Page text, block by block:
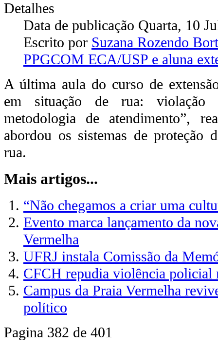
Detalhes
Data de publicação Quarta, 10
Escrito por Suzana Rozendo
PPGCOM ECA/USP e aluna
A última aula do curso de
em situação de rua:
metodologia de atendimento”,
abordou os sistemas de proteção
rua.
Mais artigos...
“Não chegamos a criar uma
Evento marca lançamento da
Vermelha
UFRJ instala Comissão da
CFCH repudia violência policial
Campus da Praia Vermelha
político
Pagina 382 de 401